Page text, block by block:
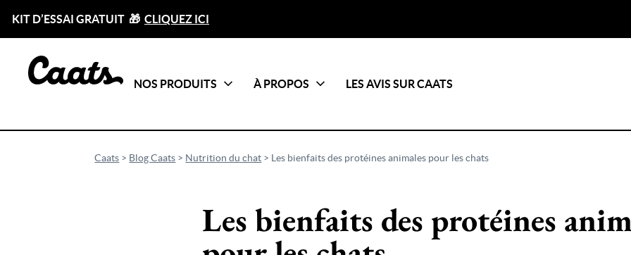
KIT D’ESSAI GRATUIT 🎁 CLIQUEZ ICI
NOS PRODUITS
CatégoriesTout voir
À PROPOS LES AVIS SUR CAATS
Caats > Blog Caats > Nutrition du chat > Les bienfaits des protéines animales pour les chats
Les bienfaits des protéines